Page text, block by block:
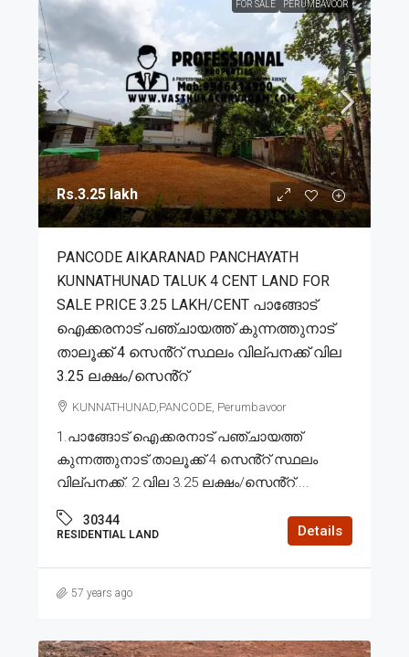
FOR SALE PERUMBAVOOR
Rs.3.25 lakh
PANCODE AIKARANAD PANCHAYATH
KUNNATHUNAD TALUK 4 CENT LAND FOR
SALE PRICE 3.25 LAKH/CENT പാങ്ങോട്
ഐക്കരനാട് പഞ്ചായത്ത് കുന്നത്തുനാട്
താലൂക്ക് 4 സെൻ്റ് സ്ഥലം വില്പനക്ക് വില
3.25 ലക്ഷം/സെൻ്റ്
KUNNATHUNAD,PANCODE, Perumbavoor
1.പാങ്ങോട് ഐക്കരനാട് പഞ്ചായത്ത്
കുന്നത്തുനാട് താലൂക്ക് 4 സെൻ്റ് സ്ഥലം
വില്പനക്ക്. 2.വില 3.25 ലക്ഷം/സെൻ്റ്....
30344
RESIDENTIAL LAND Details
57 years ago